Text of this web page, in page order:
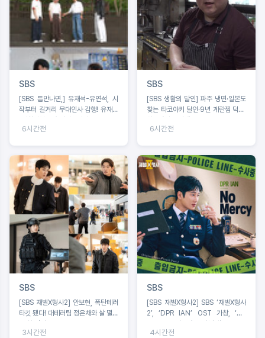
SBS
[SBS 틈만나면,] 유재석-유연석, 시
작부터 길거리 무대인사 감행! 유재석
6시간전
SBS
[SBS 생활의 달인] 파주 냉면·일본도
찾는 타코야키 달인·9년 계란찜 덕후·
6시간전
SBS
[SBS 재벌X형사2] 안보현, 폭탄테러
타깃 됐다! 대테러팀 정은채와 살 떨리
3시간전
SBS
[SBS 재벌X형사2] SBS ‘재벌X형사
2’, ‘DPR IAN’ OST 가창, ‘No
4시간전